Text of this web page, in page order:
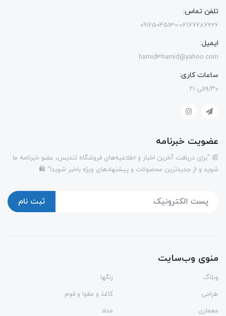
تلفن تماس:
09125045130-02177287226
ایمیل:
hamid3hamid@yahoo.com
ساعات کاری:
۹/۳۰الی ۲۱
عضویت خبرنامه
📰 "برای دریافت آخرین اخبار و اطلاعیه‌های فروشگاه تندیس، عضو خبرنامه ما
شوید و از جدیدترین محصولات و پیشنهادهای ویژه باخبر شوید!" 🛍️
ثبت نام
منوی وب‌سایت
وبلاگ
رنگها
طراحی
کاغذ و مقوا و فوم
معماری
مداد